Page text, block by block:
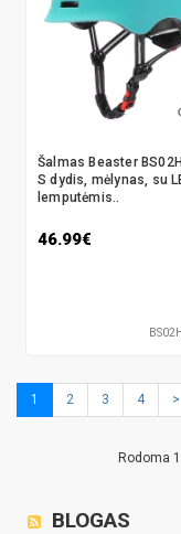
Šalmas Beaster
S dydis, mėlynas, su
lemputėmis..
46.99€
1 2 3 4 >
Rodoma
BLOGAS